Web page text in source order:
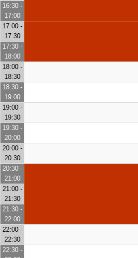
16:30 -
17:00
17:00 -
17:30
17:30 -
18:00
18:00 -
18:30
18:30 -
19:00
19:00 -
19:30
19:30 -
20:00
20:00 -
20:30
20:30 -
21:00
21:00 -
21:30
21:30 -
22:00
22:00 -
22:30
22:30 -